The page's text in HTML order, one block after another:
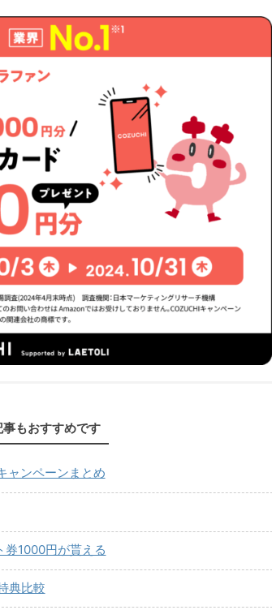
もおすすめです
ャンペーンまとめ
1000円が貰える
典比較